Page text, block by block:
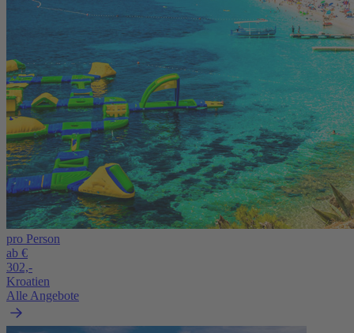
pro Person
ab €
302,-
Kroatien
Alle Angebote